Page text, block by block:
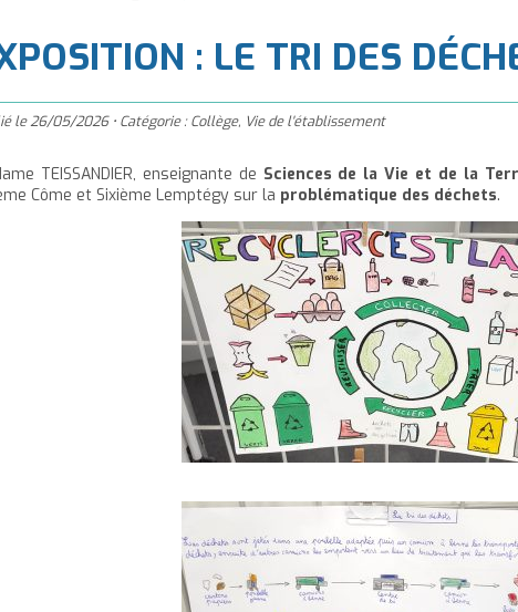
: LE TRI DES
le26/05/2026 • Catégorie :Collège, Vie de l'établissement
TEISSANDIER, enseignante de Sciences de la Vie et de la
Côme et Sixième Lemptégy sur la problématique des déchets.